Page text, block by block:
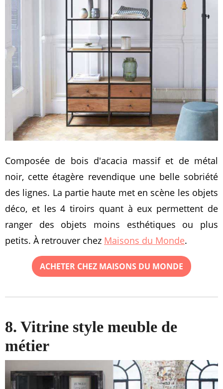
Composée de bois d'acacia massif et de métal
noir, cette étagère revendique une belle sobriété
des lignes. La partie haute met en scène les objets
déco, et les 4 tiroirs quant à eux permettent de
ranger des objets moins esthétiques ou plus
petits. À retrouver chez Maisons du Monde.
ACHETER CHEZ MAISONS DU MONDE
8. Vitrine style meuble de
métier